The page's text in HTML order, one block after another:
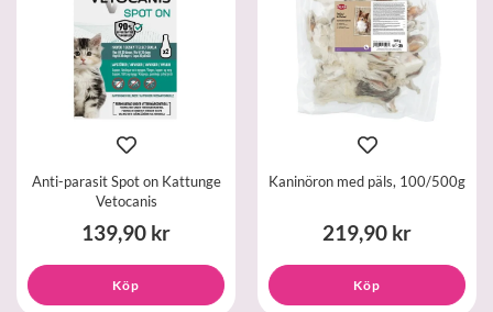
Anti-parasit Spot on Kattunge
Vetocanis
139,90 kr
Köp
Kaninöron med päls, 100/500g
219,90 kr
Köp